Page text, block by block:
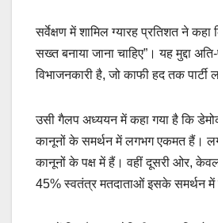
सर्वेक्षण में शामिल ग्यारह प्रतिशत ने
सख्त बनाया जाना चाहिए”। यह मुद्दा
विभाजनकारी है, जो काफी हद तक पार्टी
उसी गैलप अध्ययन में कहा गया है कि
कानूनों के समर्थन में लगभग एकमत हैं।
कानूनों के पक्ष में हैं। वहीं दूसरी ओर,
45% स्वतंत्र मतदाताओं इसके समर्थन में